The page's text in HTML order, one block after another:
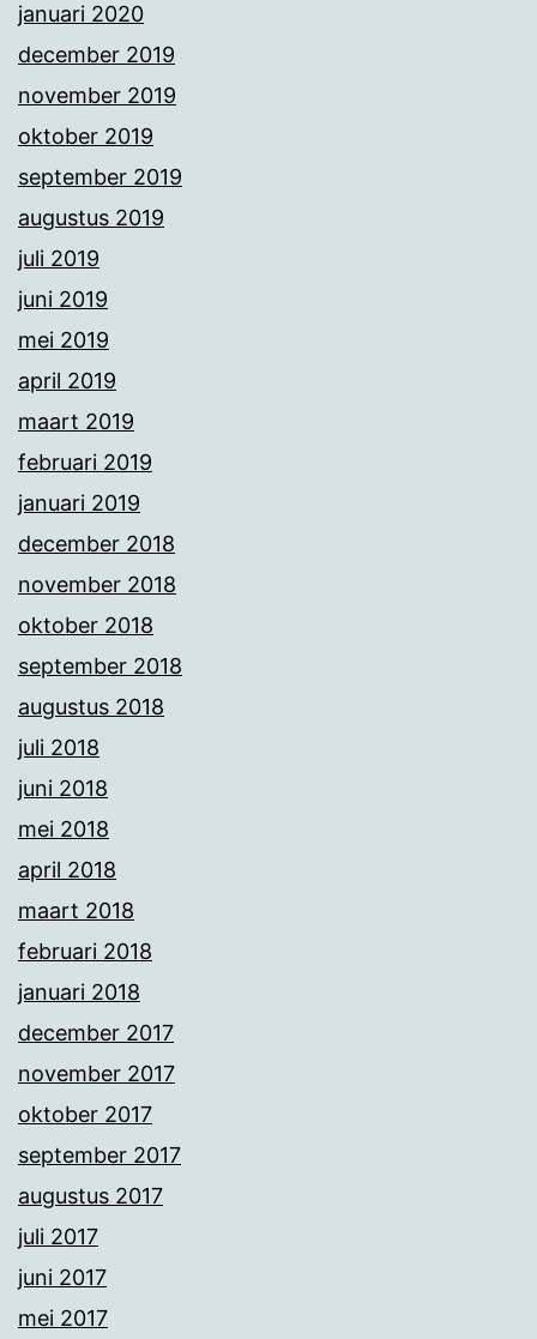
januari 2020
december 2019
november 2019
oktober 2019
september 2019
augustus 2019
juli 2019
juni 2019
mei 2019
april 2019
maart 2019
februari 2019
januari 2019
december 2018
november 2018
oktober 2018
september 2018
augustus 2018
juli 2018
juni 2018
mei 2018
april 2018
maart 2018
februari 2018
januari 2018
december 2017
november 2017
oktober 2017
september 2017
augustus 2017
juli 2017
juni 2017
mei 2017